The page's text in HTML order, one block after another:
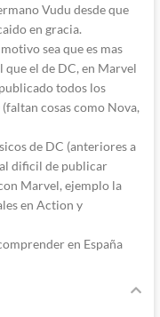
Vudu desde que
en gracia.
sea que es mas
el de DC, en Marvel
todos los
cosas como Nova,
de DC (anteriores a
dificil de publicar
Marvel, ejemplo la
en Action y
en España